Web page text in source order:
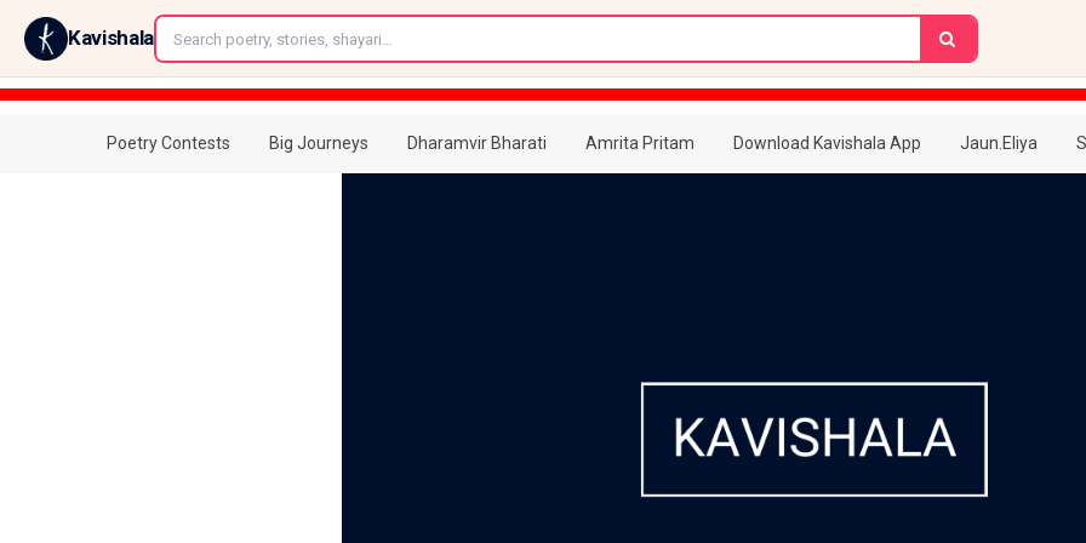
Kavishala
Poetry Contests Big Journeys Dharamvir Bharati Amrita Pritam Download Kavishala App Jaun.Eliya